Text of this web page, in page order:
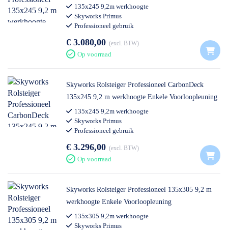
135x245 9,2m werkhoogte
Skyworks Primus
Professioneel gebruik
€ 3.080,00 excl. BTW
Op voorraad
Skyworks Rolsteiger Professioneel CarbonDeck
135x245 9,2 m werkhoogte Enkele Voorloopleuning
135x245 9,2m werkhoogte
Skyworks Primus
Professioneel gebruik
€ 3.296,00 excl. BTW
Op voorraad
Skyworks Rolsteiger Professioneel 135x305 9,2 m
werkhoogte Enkele Voorloopleuning
135x305 9,2m werkhoogte
Skyworks Primus